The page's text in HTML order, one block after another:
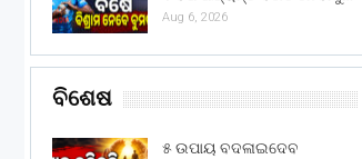
Aug 6, 2026
ବିଶେଷ
୫ ଉପାୟ ବଦଳାଇଦେବ